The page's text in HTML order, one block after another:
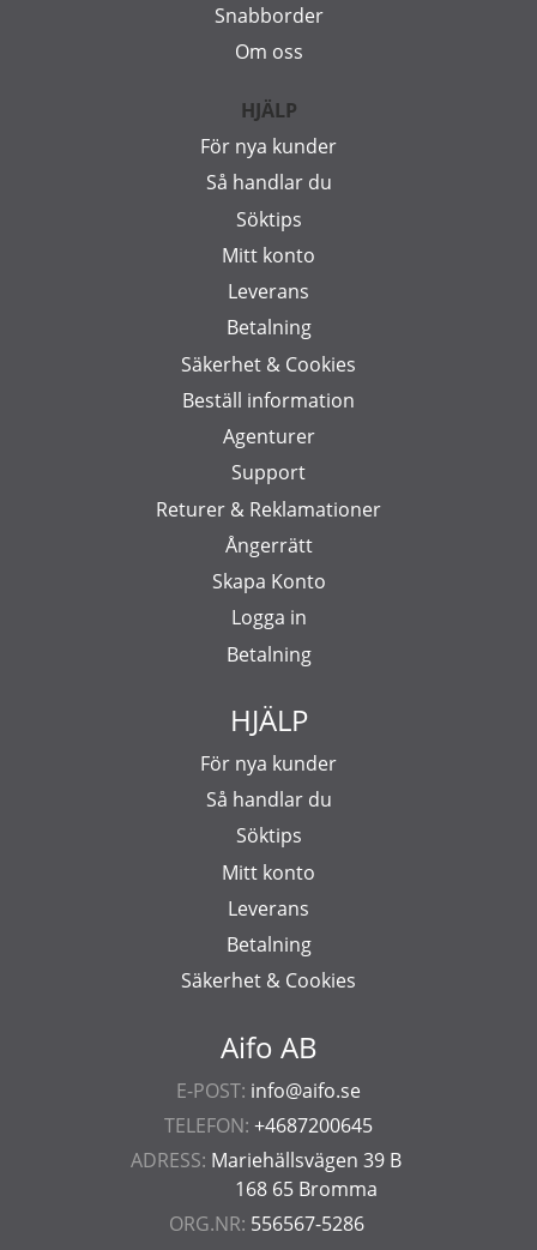
Aifo AB
E-POST: info@aifo.se
TELEFON: +4687200645
ADRESS: Mariehällsvägen 39 B
168 65 Bromma
ORG.NR: 556567-5286
Snabborder
Om oss
HJÄLP
För nya kunder
Så handlar du
Söktips
Mitt konto
Leverans
Betalning
Säkerhet & Cookies
Beställ information
Agenturer
Support
Returer & Reklamationer
Ångerrätt
Skapa Konto
Logga in
Betalning
HJÄLP
För nya kunder
Så handlar du
Söktips
Mitt konto
Leverans
Betalning
Säkerhet & Cookies